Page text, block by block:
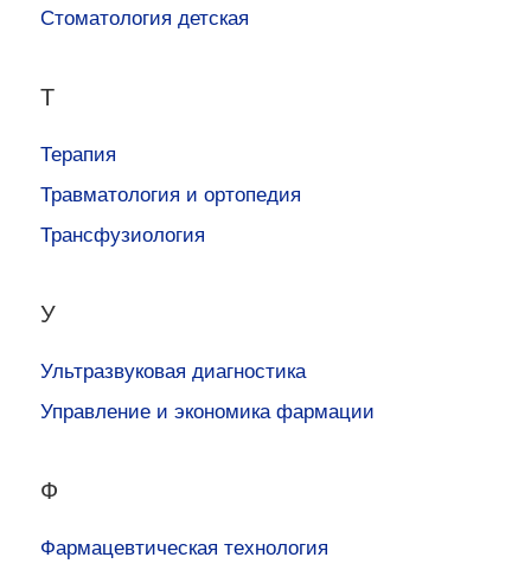
Стоматология детская
Т
Терапия
Травматология и ортопедия
Трансфузиология
У
Ультразвуковая диагностика
Управление и экономика фармации
Ф
Фармацевтическая технология